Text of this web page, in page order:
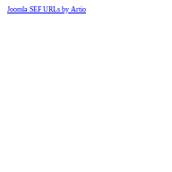
Joomla SEF URLs by Artio